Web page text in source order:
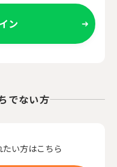
ン
でない方
い方はこちら